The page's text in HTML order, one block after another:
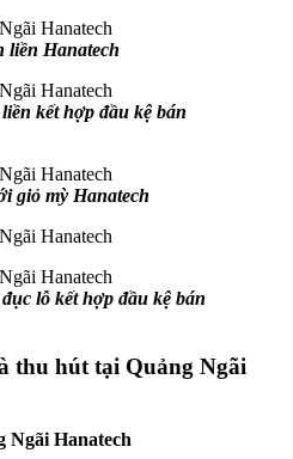
liền Hanatech
kết hợp đầu kệ bán
giỏ mỳ Hanatech
lỗ kết hợp đầu kệ bán
thu hút tại Quảng Ngãi
Ngãi Hanatech